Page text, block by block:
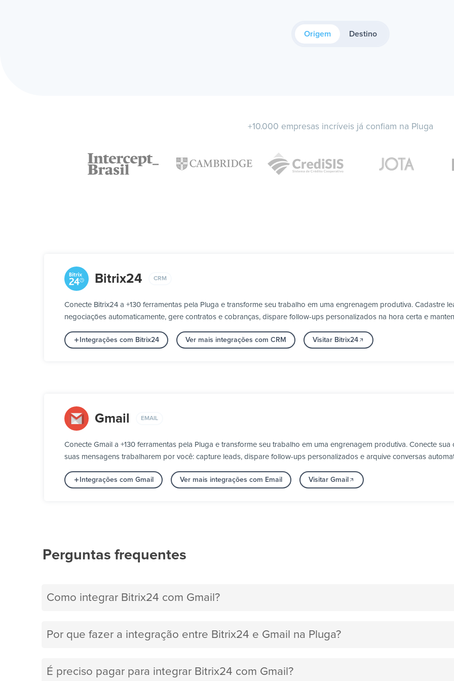
Origem Destino
+10.000 empresas incríveis já confiam na Pluga
Bitrix24 CRM
Conecte Bitrix24 a +130 ferramentas pela Pluga e transforme seu trabalho em uma engrenagem produtiva. Cadastre
negociações automaticamente, gere contratos e cobranças, dispare follow-ups personalizados na hora certa e
Integrações com Bitrix24 Ver mais integrações com CRM Visitar Bitrix24
Gmail EMAIL
Conecte Gmail a +130 ferramentas pela Pluga e transforme seu trabalho em uma engrenagem produtiva. Conecte
suas mensagens trabalharem por você: capture leads, dispare follow-ups personalizados e arquive conversas
Integrações com Gmail Ver mais integrações com Email Visitar Gmail
Perguntas frequentes
Como integrar Bitrix24 com Gmail?
Por que fazer a integração entre Bitrix24 e Gmail na Pluga?
É preciso pagar para integrar Bitrix24 com Gmail?